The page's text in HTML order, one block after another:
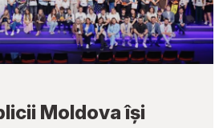
Moldova își